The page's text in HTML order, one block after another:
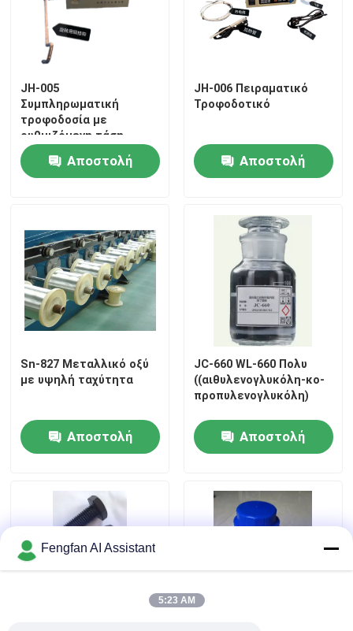
Χημικά επιμετάλλωσης κραμάτων
Χημικές ουσίες νέας ενέργειας
JH-005
Συμπληρωματική
τροφοδοσία με
ρυθμιζόμενη τάση
εξόδου και προστασία
από την ομίχλη αλατιού
Αποστολή
JH-006 Πειραματικό
Τροφοδοτικό
Αποστολή
Sn-827 Μεταλλικό οξύ
με υψηλή ταχύτητα
Αποστολή
JC-660 WL-660 Πολυ
((αιθυλενογλυκόλη-κο-
προπυλενογλυκόλη)
Αποστολή
Fengfan AI Assistant
5:23 AM